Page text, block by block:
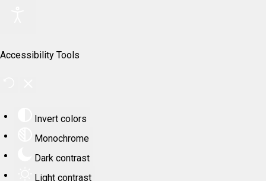
Accessibility Tools
Invert colors
Monochrome
Dark contrast
Light contrast